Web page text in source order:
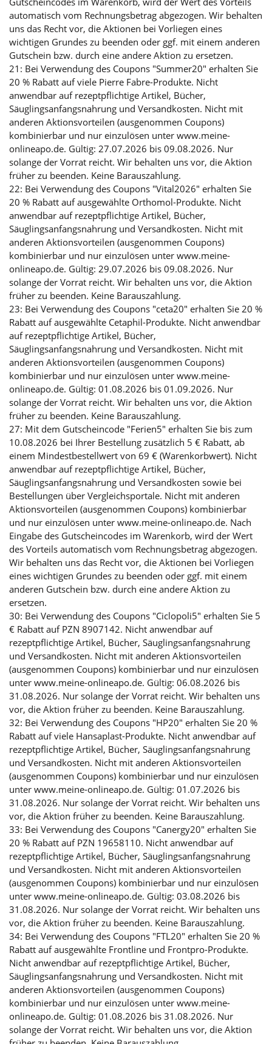
automatisch vom Rechnungsbetrag abgezogen. Wir behalten
uns das Recht vor, die Aktionen bei Vorliegen eines
wichtigen Grundes zu beenden oder ggf. mit einem anderen
Gutschein bzw. durch eine andere Aktion zu ersetzen.
21: Bei Verwendung des Coupons "Summer20" erhalten Sie
20 % Rabatt auf viele Pierre Fabre-Produkte. Nicht
anwendbar auf rezeptpflichtige Artikel, Bücher,
Säuglingsanfangsnahrung und Versandkosten. Nicht mit
anderen Aktionsvorteilen (ausgenommen Coupons)
kombinierbar und nur einzulösen unter www.meine-
onlineapo.de. Gültig: 27.07.2026 bis 09.08.2026. Nur
solange der Vorrat reicht. Wir behalten uns vor, die Aktion
früher zu beenden. Keine Barauszahlung.
22: Bei Verwendung des Coupons "Vital2026" erhalten Sie
20 % Rabatt auf ausgewählte Orthomol-Produkte. Nicht
anwendbar auf rezeptpflichtige Artikel, Bücher,
Säuglingsanfangsnahrung und Versandkosten. Nicht mit
anderen Aktionsvorteilen (ausgenommen Coupons)
kombinierbar und nur einzulösen unter www.meine-
onlineapo.de. Gültig: 29.07.2026 bis 09.08.2026. Nur
solange der Vorrat reicht. Wir behalten uns vor, die Aktion
früher zu beenden. Keine Barauszahlung.
23: Bei Verwendung des Coupons "ceta20" erhalten Sie 20 %
Rabatt auf ausgewählte Cetaphil-Produkte. Nicht anwendbar
auf rezeptpflichtige Artikel, Bücher,
Säuglingsanfangsnahrung und Versandkosten. Nicht mit
anderen Aktionsvorteilen (ausgenommen Coupons)
kombinierbar und nur einzulösen unter www.meine-
onlineapo.de. Gültig: 01.08.2026 bis 01.09.2026. Nur
solange der Vorrat reicht. Wir behalten uns vor, die Aktion
früher zu beenden. Keine Barauszahlung.
27: Mit dem Gutscheincode "Ferien5" erhalten Sie bis zum
10.08.2026 bei Ihrer Bestellung zusätzlich 5 € Rabatt, ab
einem Mindestbestellwert von 69 € (Warenkorbwert). Nicht
anwendbar auf rezeptpflichtige Artikel, Bücher,
Säuglingsanfangsnahrung und Versandkosten sowie bei
Bestellungen über Vergleichsportale. Nicht mit anderen
Aktionsvorteilen (ausgenommen Coupons) kombinierbar
und nur einzulösen unter www.meine-onlineapo.de. Nach
Eingabe des Gutscheincodes im Warenkorb, wird der Wert
des Vorteils automatisch vom Rechnungsbetrag abgezogen.
Wir behalten uns das Recht vor, die Aktionen bei Vorliegen
eines wichtigen Grundes zu beenden oder ggf. mit einem
anderen Gutschein bzw. durch eine andere Aktion zu
ersetzen.
30: Bei Verwendung des Coupons "Ciclopoli5" erhalten Sie 5
€ Rabatt auf PZN 8907142. Nicht anwendbar auf
rezeptpflichtige Artikel, Bücher, Säuglingsanfangsnahrung
und Versandkosten. Nicht mit anderen Aktionsvorteilen
(ausgenommen Coupons) kombinierbar und nur einzulösen
unter www.meine-onlineapo.de. Gültig: 06.08.2026 bis
31.08.2026. Nur solange der Vorrat reicht. Wir behalten uns
vor, die Aktion früher zu beenden. Keine Barauszahlung.
32: Bei Verwendung des Coupons "HP20" erhalten Sie 20 %
Rabatt auf viele Hansaplast-Produkte. Nicht anwendbar auf
rezeptpflichtige Artikel, Bücher, Säuglingsanfangsnahrung
und Versandkosten. Nicht mit anderen Aktionsvorteilen
(ausgenommen Coupons) kombinierbar und nur einzulösen
unter www.meine-onlineapo.de. Gültig: 01.07.2026 bis
31.08.2026. Nur solange der Vorrat reicht. Wir behalten uns
vor, die Aktion früher zu beenden. Keine Barauszahlung.
33: Bei Verwendung des Coupons "Canergy20" erhalten Sie
20 % Rabatt auf PZN 19658110. Nicht anwendbar auf
rezeptpflichtige Artikel, Bücher, Säuglingsanfangsnahrung
und Versandkosten. Nicht mit anderen Aktionsvorteilen
(ausgenommen Coupons) kombinierbar und nur einzulösen
unter www.meine-onlineapo.de. Gültig: 03.08.2026 bis
31.08.2026. Nur solange der Vorrat reicht. Wir behalten uns
vor, die Aktion früher zu beenden. Keine Barauszahlung.
34: Bei Verwendung des Coupons "FTL20" erhalten Sie 20 %
Rabatt auf ausgewählte Frontline und Frontpro-Produkte.
Nicht anwendbar auf rezeptpflichtige Artikel, Bücher,
Säuglingsanfangsnahrung und Versandkosten. Nicht mit
anderen Aktionsvorteilen (ausgenommen Coupons)
kombinierbar und nur einzulösen unter www.meine-
onlineapo.de. Gültig: 01.08.2026 bis 31.08.2026. Nur
solange der Vorrat reicht. Wir behalten uns vor, die Aktion